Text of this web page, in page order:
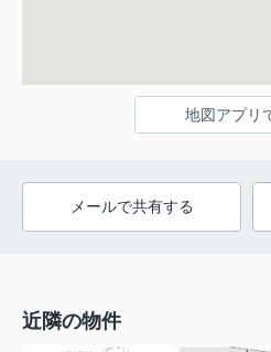
地図アプリ
メールで共有する
近隣の物件